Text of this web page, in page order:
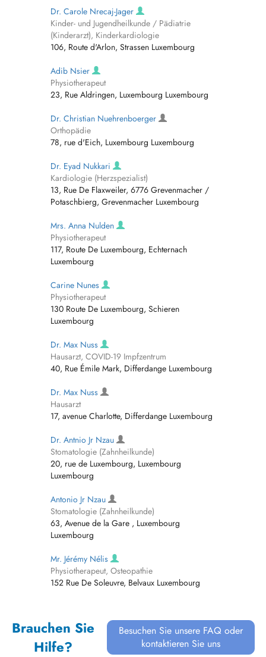
Dr. Carole Nrecaj-Jager
Kinder- und Jugendheilkunde / Pädiatrie
(Kinderarzt), Kinderkardiologie
106, Route d'Arlon, Strassen Luxembourg
Adib Nsier
Physiotherapeut
23, Rue Aldringen, Luxembourg Luxembourg
Dr. Christian Nuehrenboerger
Orthopädie
78, rue d'Eich, Luxembourg Luxembourg
Dr. Eyad Nukkari
Kardiologie (Herzspezialist)
13, Rue De Flaxweiler, 6776 Grevenmacher /
Potaschbierg, Grevenmacher Luxembourg
Mrs. Anna Nulden
Physiotherapeut
117, Route De Luxembourg, Echternach
Luxembourg
Carine Nunes
Physiotherapeut
130 Route De Luxembourg, Schieren
Luxembourg
Dr. Max Nuss
Hausarzt, COVID-19 Impfzentrum
40, Rue Émile Mark, Differdange Luxembourg
Dr. Max Nuss
Hausarzt
17, avenue Charlotte, Differdange Luxembourg
Dr. Antnio Jr Nzau
Stomatologie (Zahnheilkunde)
20, rue de Luxembourg, Luxembourg
Luxembourg
Antonio Jr Nzau
Stomatologie (Zahnheilkunde)
63, Avenue de la Gare , Luxembourg
Luxembourg
Mr. Jérémy Nélis
Physiotherapeut, Osteopathie
152 Rue De Soleuvre, Belvaux Luxembourg
Brauchen Sie
Hilfe?
Besuchen Sie unsere FAQ oder
kontaktieren Sie uns